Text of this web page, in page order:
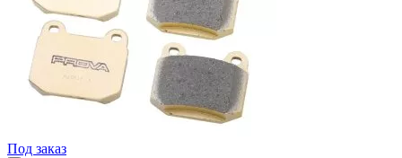
Под заказ